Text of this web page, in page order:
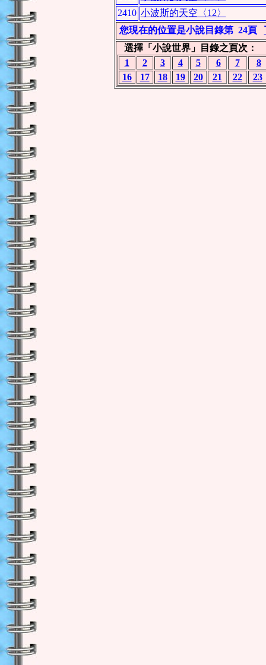
2410 小波斯的天空〈12〉
您現在的位置是小說目錄第 24頁
選擇「小說世界」目錄之頁次：
1
2 3 4 5 6 7
8
16
17 18 19 20 21 22 23